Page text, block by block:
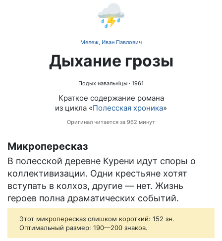
⛈️
Мележ, Иван Павлович
Дыхание грозы
Подых навальніцы · 1961
Краткое содержание романа
из цикла «Полесская хроника»
Оригинал читается за 962 минут
Микропересказ
В полесской деревне Курени идут споры о
коллективизации. Одни крестьяне хотят
вступать в колхоз, другие — нет. Жизнь
героев полна драматических событий.
Этот микропересказ слишком короткий: 152 зн.
Оптимальный размер: 190—200 знаков.